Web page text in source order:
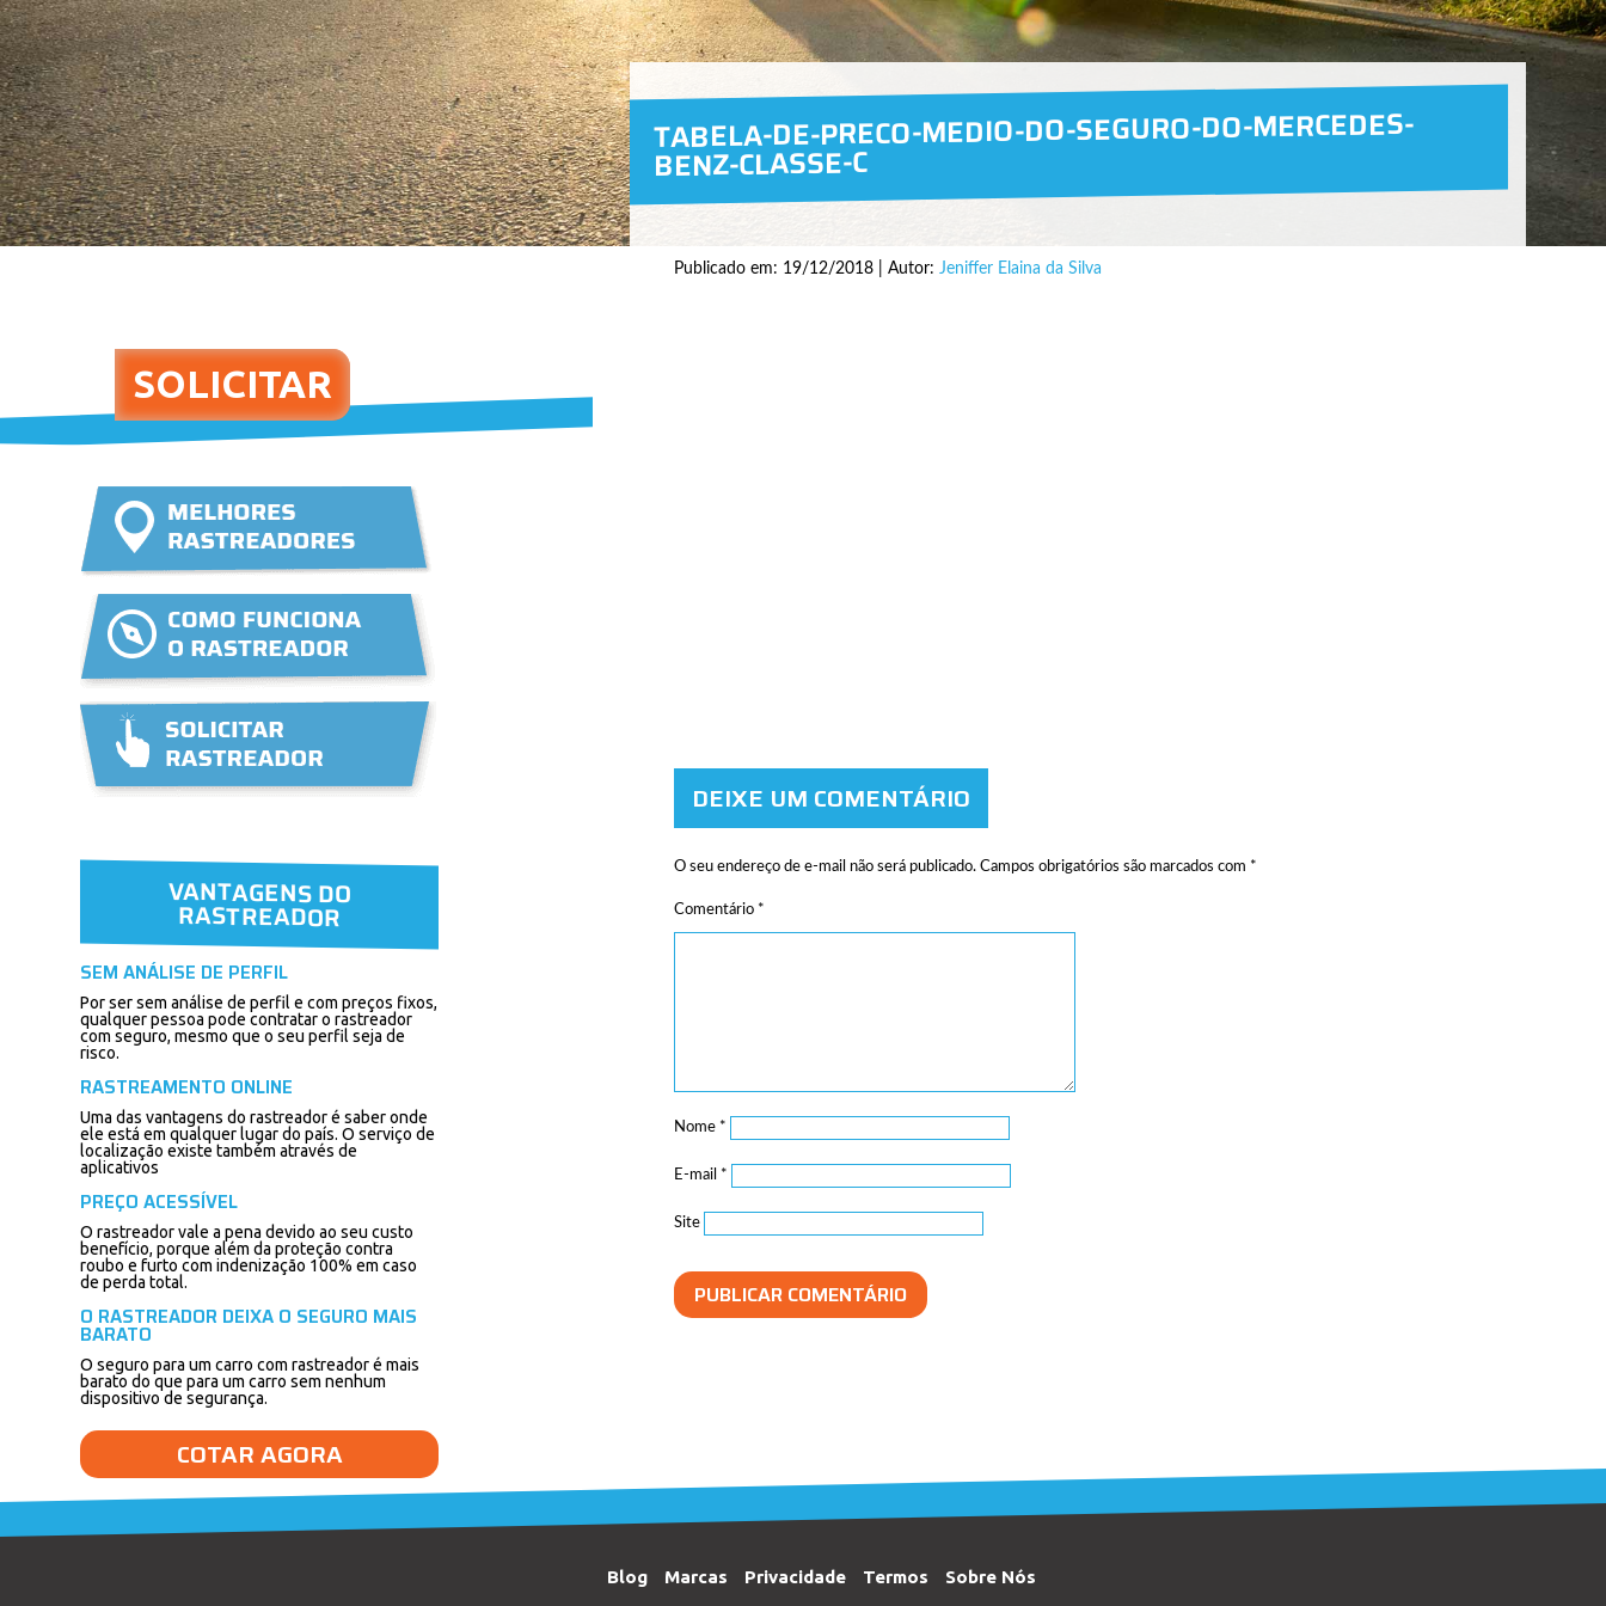
TABELA-DE-PRECO-MEDIO-DO-SEGURO-DO-MERCEDES-
BENZ-CLASSE-C
Publicado em: 19/12/2018 | Autor: Jeniffer Elaina da Silva
VANTAGENS DO
RASTREADOR
SEM ANÁLISE DE PERFIL
Por ser sem análise de perfil e com preços fixos,
qualquer pessoa pode contratar o rastreador
com seguro, mesmo que o seu perfil seja de
risco.
RASTREAMENTO ONLINE
Uma das vantagens do rastreador é saber onde
ele está em qualquer lugar do país. O serviço de
localização existe também através de
aplicativos
PREÇO ACESSÍVEL
O rastreador vale a pena devido ao seu custo
benefício, porque além da proteção contra
roubo e furto com indenização 100% em caso
de perda total.
O RASTREADOR DEIXA O SEGURO MAIS
BARATO
O seguro para um carro com rastreador é mais
barato do que para um carro sem nenhum
dispositivo de segurança.
COTAR AGORA
DEIXE UM COMENTÁRIO
O seu endereço de e-mail não será publicado. Campos obrigatórios são marcados com *
Comentário *
Nome *
E-mail *
Site
Blog Marcas Privacidade Termos Sobre Nós